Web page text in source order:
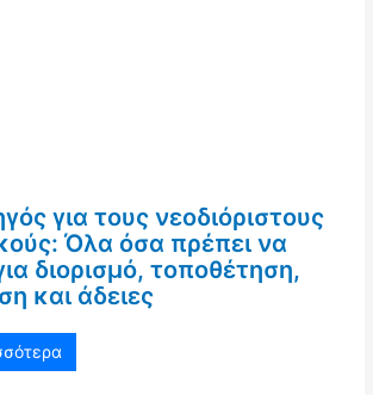
για τους νεοδιόριστους
Όλα όσα πρέπει να
διορισμό, τοποθέτηση,
και άδειες